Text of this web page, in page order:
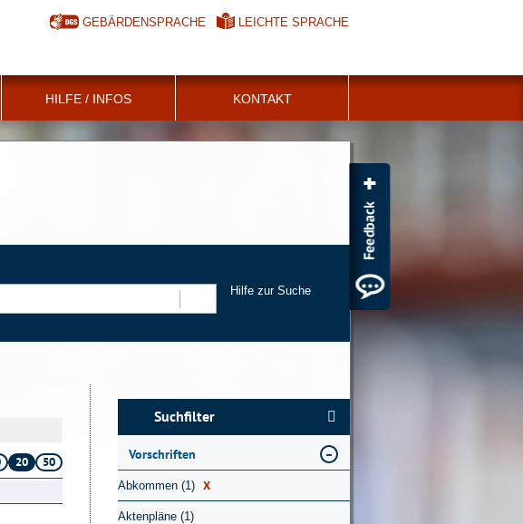
GEBÄRDENSPRACHE LEICHTE SPRACHE
HILFE / INFOS KONTAKT
Hilfe zur Suche
20 50
Suchfilter
Vorschriften
Abkommen (1) X
Aktenpläne (1)